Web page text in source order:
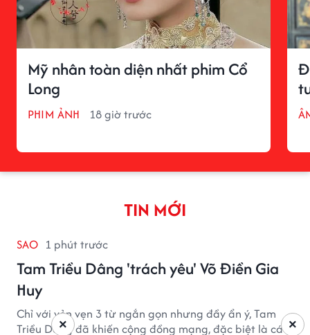
Mỹ nhân toàn diện nhất phim Cổ
Long
PHIM ẢNH 18 giờ trước
TIN MỚI
SAO 1 phút trước
Tam Triều Dâng 'trách yêu' Võ Điền Gia
Huy
Chỉ với vỏn vẹn 3 từ ngắn gọn nhưng đầy ẩn ý, Tam
Triều Dâng đã khiến cộng đồng mạng, đặc biệt là các ×
×